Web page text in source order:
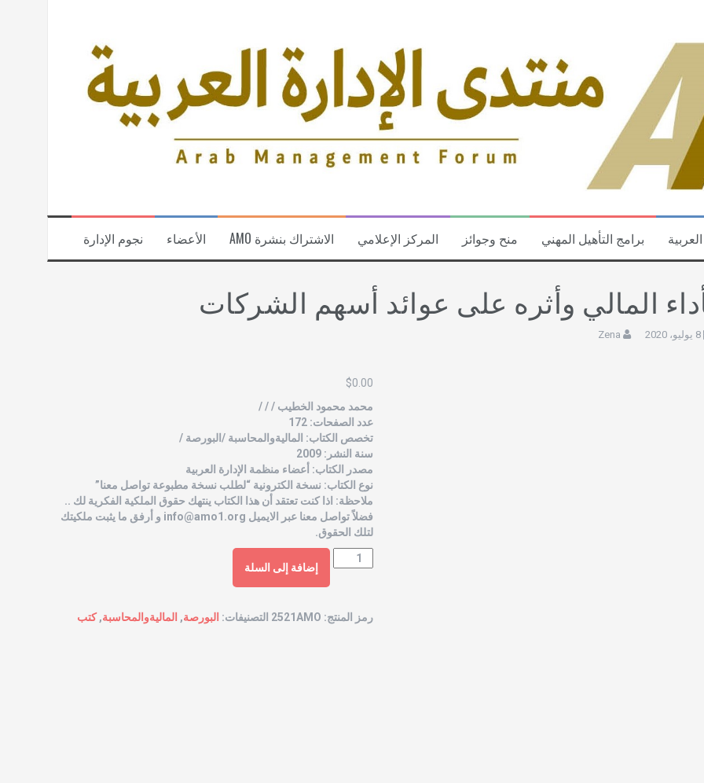
نجوم الإدارة الأعضاء الاشتراك بنشرة AMO المركز الإعلامي منح وجوائز برامج التأهيل المهني
المالي وأثره على عوائد أسهم الشركات
8 يوليو، 2020 Zena
$0.00
محمد محمود الخطيب / / /
عدد الصفحات: 172
تخصص الكتاب: الماليةوالمحاسبة /البورصة /
سنة النشر: 2009
مصدر الكتاب: أعضاء منظمة الإدارة العربية
نوع الكتاب: نسخة الكترونية “لطلب نسخة مطبوعة تواصل معنا”
ملاحظة: اذا كنت تعتقد أن هذا الكتاب ينتهك حقوق الملكية الفكرية لك ..
فضلاً تواصل معنا عبر الايميل info@amo1.org و أرفق ما يثبت ملكيتك
لتلك الحقوق.
إضافة إلى السلة
رمز المنتج: 2521AMO التصنيفات: البورصة, الماليةوالمحاسبة,كتب